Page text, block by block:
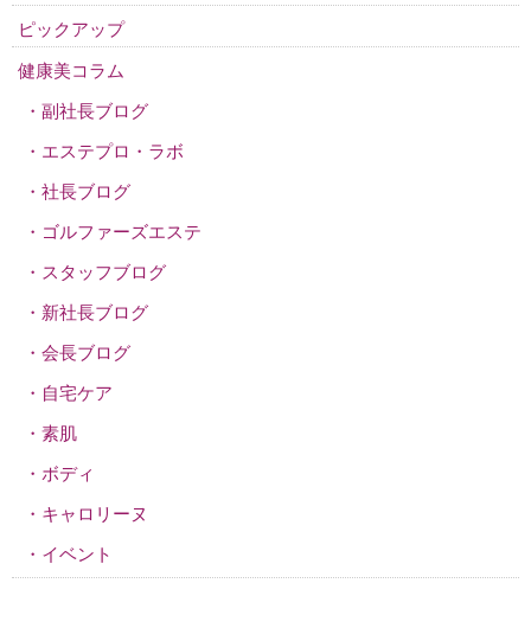
ピックアップ
健康美コラム
副社長ブログ
エステプロ・ラボ
社長ブログ
ゴルファーズエステ
スタッフブログ
新社長ブログ
会長ブログ
自宅ケア
素肌
ボディ
キャロリーヌ
イベント